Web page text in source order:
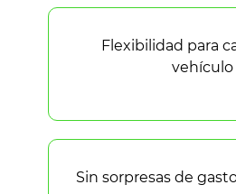
Flexibilidad para
vehículo
Sin sorpresas de